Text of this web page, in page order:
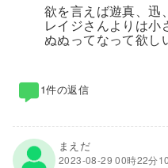
欲を言えば遊真、迅
レイジさんよりは小
ぬぬってなって欲し
1件の返信
まえだ
2023-08-29 00時22分